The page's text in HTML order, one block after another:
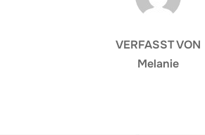
VERFASST VON
Melanie